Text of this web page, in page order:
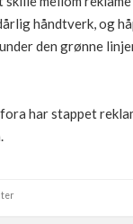
håndtverk, og
den grønne
har stappet